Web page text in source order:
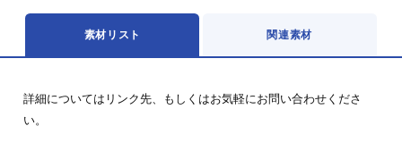
素材リスト 関連素材
詳細についてはリンク先、もしくはお気軽にお問い合わせくださ
い。